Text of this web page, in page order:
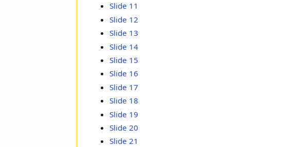
Slide 11
Slide 12
Slide 13
Slide 14
Slide 15
Slide 16
Slide 17
Slide 18
Slide 19
Slide 20
Slide 21